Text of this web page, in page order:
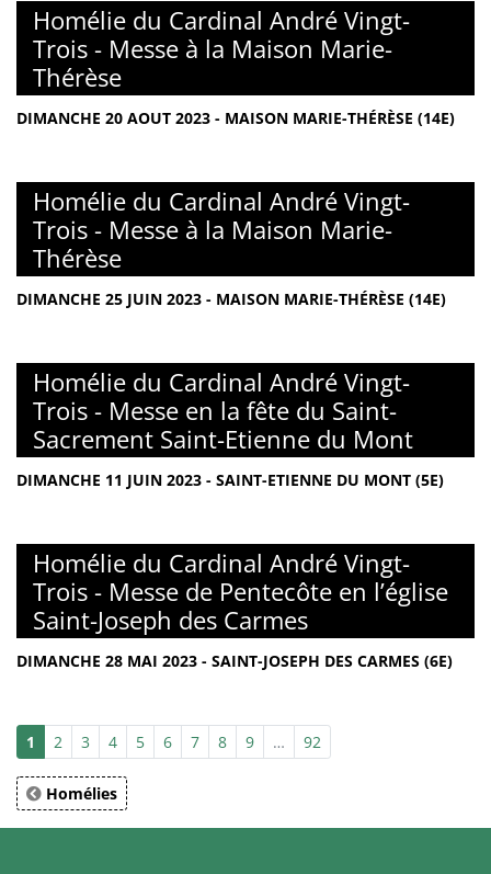
Homélie du Cardinal André Vingt-
Trois - Messe à la Maison Marie-
Thérèse
DIMANCHE 20 AOUT 2023 - MAISON MARIE-THÉRÈSE (14E)
Homélie du Cardinal André Vingt-
Trois - Messe à la Maison Marie-
Thérèse
DIMANCHE 25 JUIN 2023 - MAISON MARIE-THÉRÈSE (14E)
Homélie du Cardinal André Vingt-
Trois - Messe en la fête du Saint-
Sacrement Saint-Etienne du Mont
DIMANCHE 11 JUIN 2023 - SAINT-ETIENNE DU MONT (5E)
Homélie du Cardinal André Vingt-
Trois - Messe de Pentecôte en l’église
Saint-Joseph des Carmes
DIMANCHE 28 MAI 2023 - SAINT-JOSEPH DES CARMES (6E)
1 2 3 4 5 6 7 8 9 … 92
Homélies